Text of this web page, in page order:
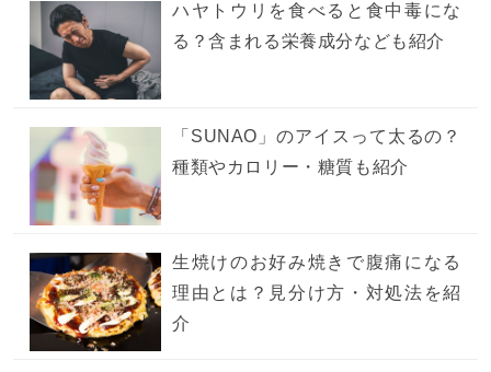
ハヤトウリを食べると食中毒にな
る？含まれる栄養成分なども紹介
「SUNAO」のアイスって太るの？
種類やカロリー・糖質も紹介
生焼けのお好み焼きで腹痛になる
理由とは？見分け方・対処法を紹
介